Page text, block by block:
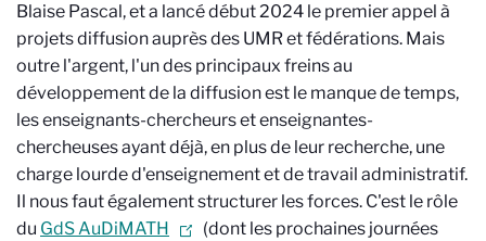
Blaise Pascal, et a lancé début 2024 le premier appel à
projets diffusion auprès des UMR et fédérations. Mais
outre l'argent, l'un des principaux freins au
développement de la diffusion est le manque de temps,
les enseignants-chercheurs et enseignantes-
chercheuses ayant déjà, en plus de leur recherche, une
charge lourde d'enseignement et de travail administratif.
Il nous faut également structurer les forces. C'est le rôle
du GdS AuDiMATH
(dont les prochaines journées